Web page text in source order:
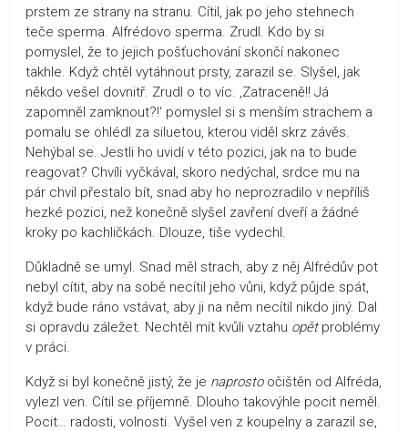
prstem ze strany na stranu. Cítil, jak po jeho stehnech
teče sperma. Alfrédovo sperma. Zrudl. Kdo by si
pomyslel, že to jejich pošťuchování skončí nakonec
takhle. Když chtěl vytáhnout prsty, zarazil se. Slyšel, jak
někdo vešel dovnitř. Zrudl o to víc. ‚Zatraceně!! Já
zapomněl zamknout?!‘ pomyslel si s menším strachem a
pomalu se ohlédl za siluetou, kterou viděl skrz závěs.
Nehýbal se. Jestli ho uvidí v této pozici, jak na to bude
reagovat? Chvíli vyčkával, skoro nedýchal, srdce mu na
pár chvil přestalo bít, snad aby ho neprozradilo v nepříliš
hezké pozici, než konečně slyšel zavření dveří a žádné
kroky po kachličkách. Dlouze, tiše vydechl.
Důkladně se umyl. Snad měl strach, aby z něj Alfrédův pot
nebyl cítit, aby na sobě necítil jeho vůni, když půjde spát,
když bude ráno vstávat, aby ji na něm necítil nikdo jiný. Dal
si opravdu záležet. Nechtěl mít kvůli vztahu opětproblémy
v práci.
Když si byl konečně jistý, že je naprosto očištěn od Alfréda,
vylezl ven. Cítil se příjemně. Dlouho takovýhle pocit neměl.
Pocit… radosti, volnosti. Vyšel ven z koupelny a zarazil se,